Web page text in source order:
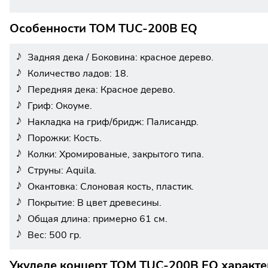
Особенности TOM TUC-200B EQ
Задняя дека / Боковина: красное дерево.
Количество ладов: 18.
Передняя дека: Красное дерево.
Гриф: Окоуме.
Накладка на гриф/бридж: Палисандр.
Порожки: Кость.
Колки: Хромированые, закрытого типа.
Струны: Aquila.
Окантовка: Слоновая кость, пластик.
Покрытие: В цвет древесины.
Общая длина: примерно 61 см.
Вес: 500 гр.